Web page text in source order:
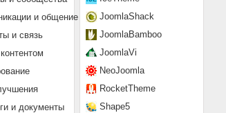
JoomlaShack
JoomlaBamboo
JoomlaVi
NeoJoomla
RocketTheme
Shape5
и общение
и связь
и документы